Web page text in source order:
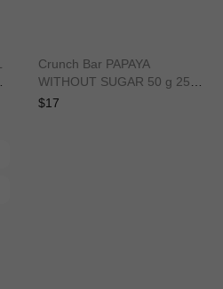
Crunch Bar PAPAYA
WITHOUT SUGAR 50 g 25%,
12 pieces
$17